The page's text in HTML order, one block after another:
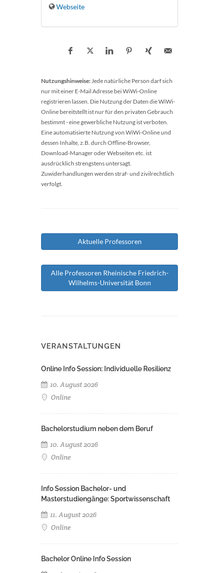
Webseite
Nutzungshinweise:Jede natürliche Person darf sich
nur mit einer E-Mail Adresse bei WiWi-Online
registrieren lassen. Die Nutzung der Daten die WiWi-
Online bereitstellt ist nur für den privaten Gebrauch
bestimmt - eine gewerbliche Nutzung ist verboten.
Eine automatisierte Nutzung von WiWi-Online und
dessen Inhalte, z.B. durch Offline-Browser,
Download-Manager oder Webseiten etc. ist
ausdrücklich strengstens untersagt.
Zuwiderhandlungen werden straf- und zivilrechtlich
verfolgt.
Aktuelle Professoren
Alle Professoren Rheinische Friedrich-
Wilhelms-Universität Bonn
VERANSTALTUNGEN
Online Info Session: Individuelle Resilienz
10. August 2026
Online
Bachelorstudium neben dem Beruf
10. August 2026
Online
Info Session Bachelor- und
Masterstudiengänge: Sportwissenschaft
11. August 2026
Online
Bachelor Online Info Session